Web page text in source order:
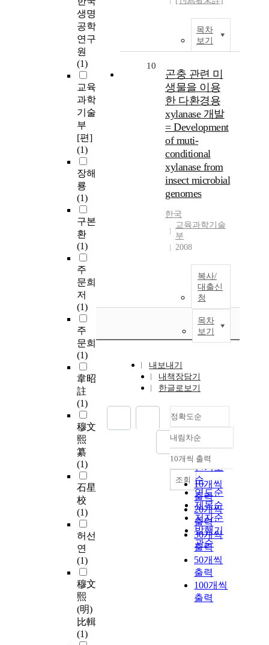
생명
공학
연구
원
(1)
교육
과학
기술
부
[편]
(1)
장해
룡
(1)
구본
환
(1)
주
문희
저
(1)
주
문희
(1)
韋昭
註
(1)
穆文
熙
纂
(1)
石星
校
(1)
허선
연
(1)
穆文
熙
(明)
比輯
(1)
목차
보기
10
곤충 관련 미
생물을 이용
한 다환경용
xylanase 개발
= Development
of muti-
conditional
xylanase from
insect microbial
genomes
한국
교육과학기술
부
2008
복사/
대출신
청
목차
보기
내보내기
내책장담기
한글로보기
정확도순
정확도
순
인기도
순
연도순
제목순
저자순
발행기
관순
내림차순
내림차순
10개씩 출력
10개씩
출력
20개씩
출력
30개씩
출력
50개씩
출력
100개씩
출력
조회